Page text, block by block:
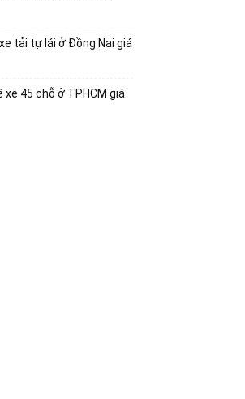
tải tự lái ở Đồng Nai giá
45 chỗ ở TPHCM giá